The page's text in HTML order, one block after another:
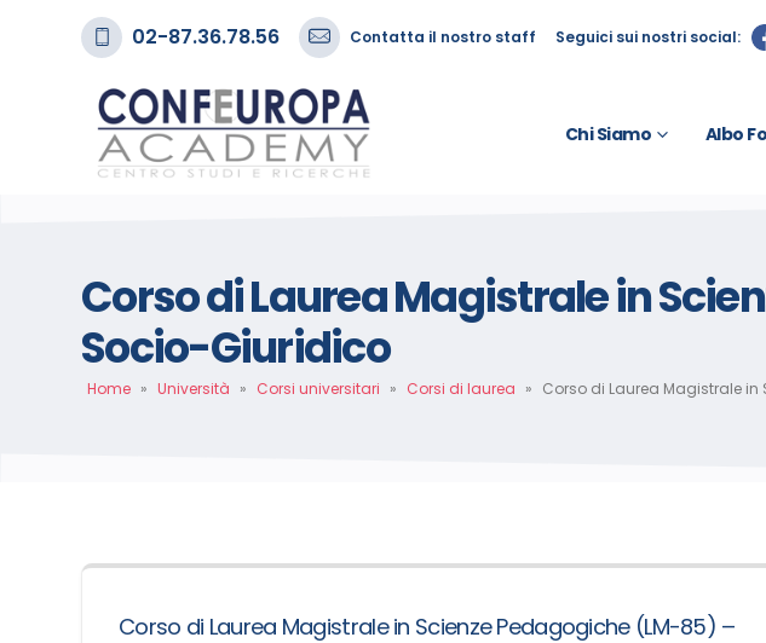
02-87.36.78.56 Contatta il nostro staff Seguici sui nostri social:
Chi Siamo Albo
Corso di Laurea Magistrale in
Socio-Giuridico
Home » Università » Corsi universitari » Corsi di laurea » Corso di Laurea Magistrale
Corso di Laurea Magistrale in Scienze Pedagogiche (LM-85) –